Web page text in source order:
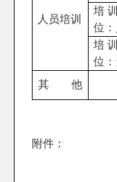
人员培训
培
位：
培
位：
其 他
附件：